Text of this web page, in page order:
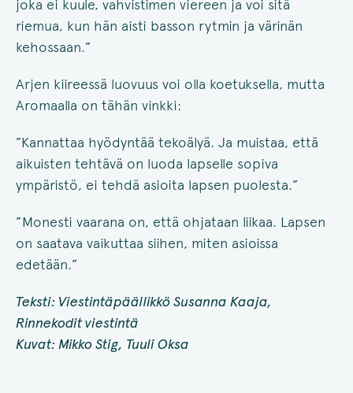
joka ei kuule, vahvistimen viereen ja voi sitä
riemua, kun hän aisti basson rytmin ja värinän
kehossaan.”
Arjen kiireessä luovuus voi olla koetuksella, mutta
Aromaalla on tähän vinkki:
”Kannattaa hyödyntää tekoälyä. Ja muistaa, että
aikuisten tehtävä on luoda lapselle sopiva
ympäristö, ei tehdä asioita lapsen puolesta.”
”Monesti vaarana on, että ohjataan liikaa. Lapsen
on saatava vaikuttaa siihen, miten asioissa
edetään.”
Teksti: Viestintäpäällikkö Susanna Kaaja,
Rinnekodit viestintä
Kuvat: Mikko Stig, Tuuli Oksa